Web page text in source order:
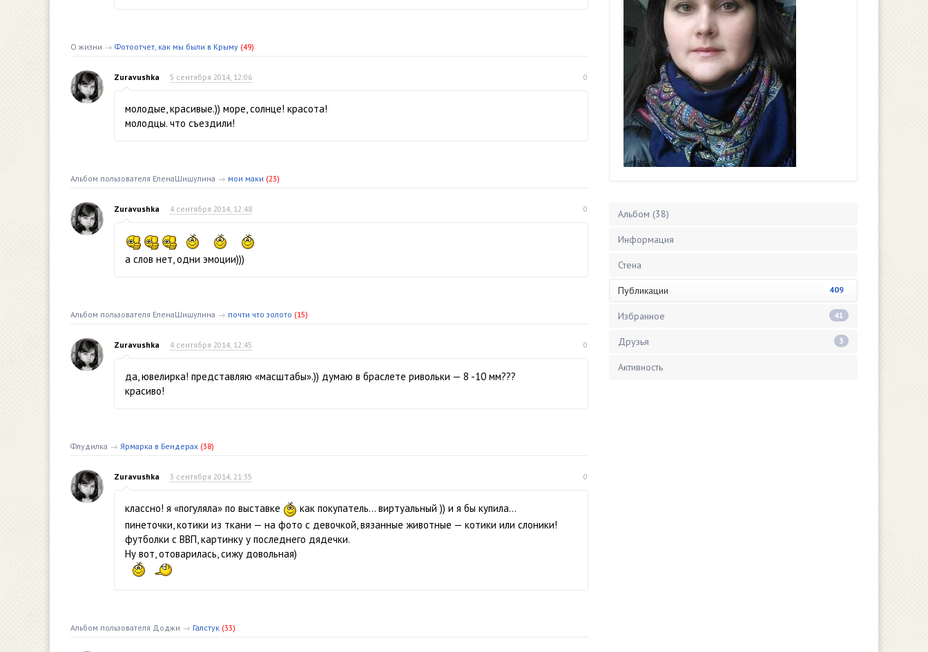
О жизни → Фотоотчет, как мы были в Крыму (49)
Zuravushka 5 сентября 2014, 12:06 0
молодые, красивые.)) море, солнце! красота!
молодцы. что съездили!
Альбом пользователя ЕленаШишулина → мои маки (23)
Zuravushka 4 сентября 2014, 12:48 0
а слов нет, одни эмоции)))
Альбом пользователя ЕленаШишулина → почти что золото (15)
Zuravushka 4 сентября 2014, 12:45 0
да, ювелирка! представляю «масштабы».)) думаю в браслете ривольки — 8 -10 мм???
красиво!
Флудилка → Ярмарка в Бендерах (38)
Zuravushka 3 сентября 2014, 21:35 0
классно! я «погуляла» по выставке
как покупатель… виртуальный )) и я бы купила…
пинеточки, котики из ткани — на фото с девочкой, вязанные животные — котики или слоники!
футболки с ВВП, картинку у последнего дядечки.
Ну вот, отоварилась, сижу довольная)
Альбом пользователя Доджи → Галстук (33)
Альбом (38)
Информация
Стена
Публикации 409
Избранное 41
Друзья 3
Активность